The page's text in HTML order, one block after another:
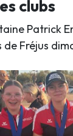
clubs
Patrick
Fréjus